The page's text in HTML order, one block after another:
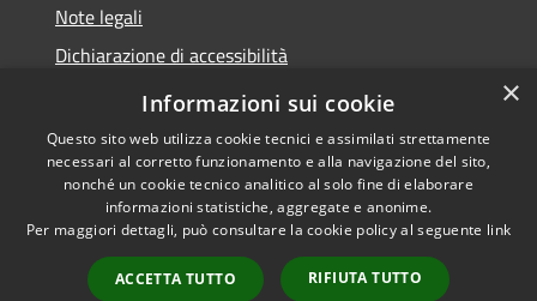
Note legali
Dichiarazione di accessibilità
Whistleblowing-segnalazione illeciti
Accessibilità
Copyright © 2026 • Comune di
Torre d'Isola • Powered by
Municipium•
Accesso
×
Informazioni sui cookie
Questo sito web utilizza cookie tecnici e assimilati strettamente
necessari al corretto funzionamento e alla navigazione del sito,
nonché un cookie tecnico analitico al solo fine di elaborare
informazioni statistiche, aggregate e anonime.
Per maggiori dettagli, può consultare la cookie policy al seguente link
ACCETTA TUTTO RIFIUTA TUTTO